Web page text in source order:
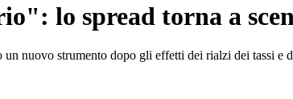
lo spread torna a
nuovo strumento dopo gli effetti dei rialzi dei tassi e